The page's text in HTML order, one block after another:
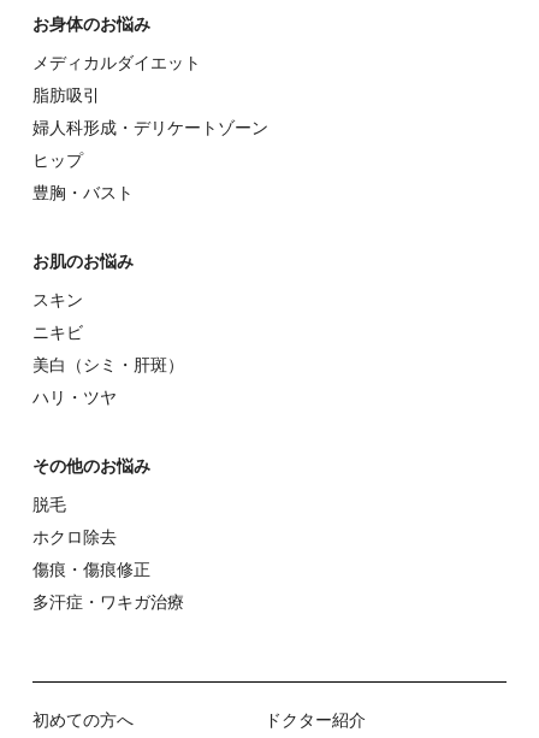
お⾝体のお悩み
メディカルダイエット
脂肪吸引
婦⼈科形成・デリケートゾーン
ヒップ
豊胸・バスト
お肌のお悩み
スキン
ニキビ
美⽩（シミ・肝斑）
ハリ・ツヤ
その他のお悩み
脱⽑
ホクロ除去
傷痕・傷痕修正
多汗症・ワキガ治療
初めての⽅へ
ドクター紹介